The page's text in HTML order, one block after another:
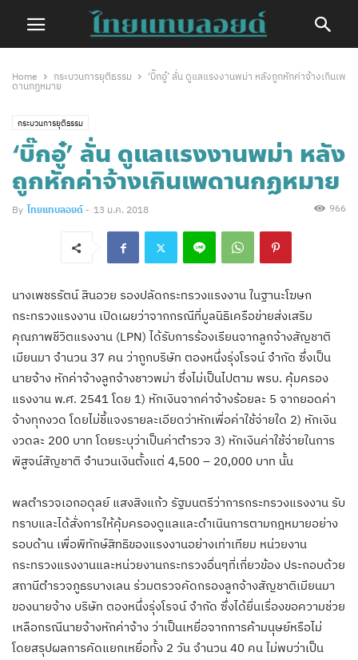
Home กระบวนการยุติธรรม
‘บิ๊กอู๋’ ลั่น ดูแลแรงงานพม่า หลังถูกหักค่าจ้างเกินเพ
ดานกฏหมาย
กระบวนการยุติธรรม
‘บิ๊กอู๋’ ลั่น ดูแลแรงงานพม่า หลัง
ถูกหักค่าจ้างเกินเพดานกฏหมาย
By ไทยแทบลอยด์ - 13 ม.ค. 2018 966
นางเพชรรัตน์ สินอวย รองปลัดกระทรวงแรงงาน ในฐานะโฆษก
กระทรวงแรงงาน เปิดเผยว่าจากกรณีที่มูลนิธิเครือข่ายส่งเสริม
คุณภาพชีวิตแรงงาน (LPN) ได้รับการร้องเรียนจากลูกจ้างสัญชาติ
เมียนมา จำนวน 37 คน ว่าถูกบริษัท ตองหนึ่งรุ่งโรจน์ จำกัด ซึ่งเป็น
นายจ้าง หักค่าจ้างลูกจ้างชาวพม่า ซึ่งไม่เป็นไปตาม พรบ. คุ้มครอง
แรงงาน พ.ศ. 2541 โดย 1) หักเงินจากค่าจ้างร้อยละ 5 จากยอดค่า
จ้างทุกงวด โดยไม่ชี้แจงรายละเอียดว่าหักเพื่อค่าใช้จ่ายใด 2) หักเงิน
งวดละ 200 บาท โดยระบุว่าเป็นค่าตำรวจ 3) หักเงินค่าใช้จ่ายในการ
พิสูจน์สัญชาติ จำนวนเงินตั้งแต่ 4,500 – 20,000 บาท นั้น
พลตำรวจเอกอดุลย์ แสงสิงแก้ว รัฐมนตรีว่าการกระทรวงแรงงาน รับ
ทราบและได้สั่งการให้คุ้มครองดูแลและดำเนินการตามกฎหมายอย่าง
รอบด้าน เพื่อพิทักษ์สิทธิของแรงงานอย่างเท่าเทียม หน่วยงาน
กระทรวงแรงงานและหน่วยงานกระทรวงอื่นๆที่เกี่ยวข้อง ประกอบด้วย
สถานีตำรวจภูธรบางเลน ร่วมตรวจคัดกรองลูกจ้างสัญชาติเมียนมา
ของนายจ้าง บริษัท ตองหนึ่งรุ่งโรจน์ จำกัด ซึ่งได้ยื่นเรื่องขอความช่วย
เหลือกรณีนายจ้างหักค่าจ้าง ว่าเป็นเหยื่อจากการค้ามนุษย์หรือไม่
โดยสรุปผลการคัดแยกเหยื่อทั้ง 2 วัน จำนวน 40 คน ไม่พบว่าเป็น